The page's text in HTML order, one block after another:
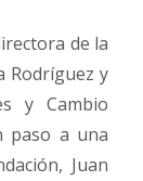
de la
Rodríguez y
y Cambio
paso a una
Juan